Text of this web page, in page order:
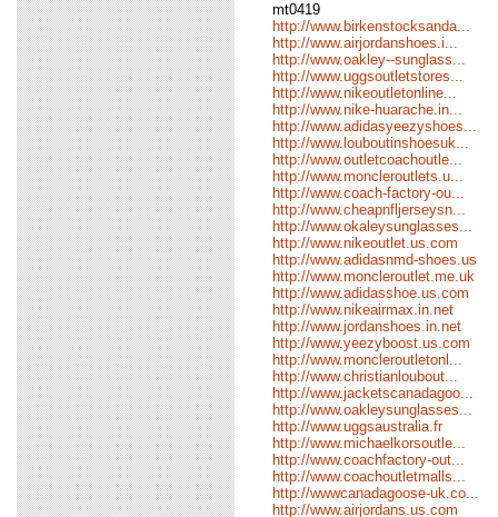
mt0419
http://www.birkenstocksanda...
http://www.airjordanshoes.i...
http://www.oakley--sunglass...
http://www.uggsoutletstores...
http://www.nikeoutletonline...
http://www.nike-huarache.in...
http://www.adidasyeezyshoes...
http://www.louboutinshoesuk...
http://www.outletcoachoutle...
http://www.moncleroutlets.u...
http://www.coach-factory-ou...
http://www.cheapnfljerseysn...
http://www.okaleysunglasses...
http://www.nikeoutlet.us.com
http://www.adidasnmd-shoes.us
http://www.moncleroutlet.me.uk
http://www.adidasshoe.us.com
http://www.nikeairmax.in.net
http://www.jordanshoes.in.net
http://www.yeezyboost.us.com
http://www.moncleroutletonl...
http://www.christianloubout...
http://www.jacketscanadagoo...
http://www.oakleysunglasses...
http://www.uggsaustralia.fr
http://www.michaelkorsoutle...
http://www.coachfactory-out...
http://www.coachoutletmalls...
http://wwwcanadagoose-uk.co...
http://www.airjordans.us.com